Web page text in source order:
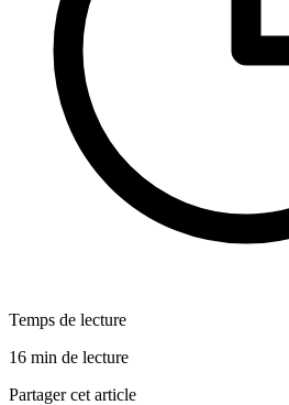
Temps de lecture
16 min de lecture
Partager cet article